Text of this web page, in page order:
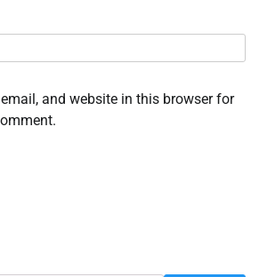
and website in this browser for